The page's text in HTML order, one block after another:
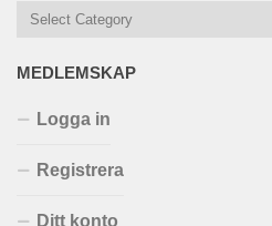
MEDLEMSKAP
Logga in
Registrera
Ditt konto